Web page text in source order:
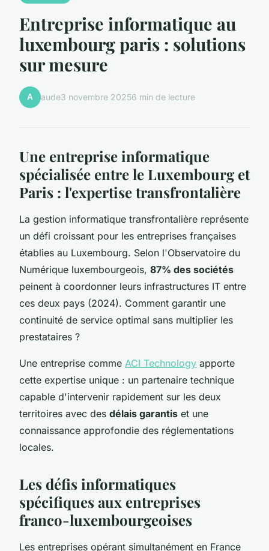
Entreprise informatique au
luxembourg paris : solutions
sur mesure
A aude3 novembre 20256 min de lecture
Une entreprise informatique
spécialisée entre le Luxembourg et
Paris : l'expertise transfrontalière
La gestion informatique transfrontalière représente
un défi croissant pour les entreprises françaises
établies au Luxembourg. Selon l'Observatoire du
Numérique luxembourgeois, 87% des sociétés
peinent à coordonner leurs infrastructures IT entre
ces deux pays (2024). Comment garantir une
continuité de service optimal sans multiplier les
prestataires ?
Une entreprise comme ACI Technology apporte
cette expertise unique : un partenaire technique
capable d'intervenir rapidement sur les deux
territoires avec des délais garantis et une
connaissance approfondie des réglementations
locales.
Les défis informatiques
spécifiques aux entreprises
franco-luxembourgeoises
Les entreprises opérant simultanément en France